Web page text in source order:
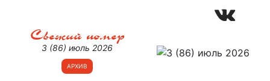
Свежий номер
3 (86) июль 2026
АРХИВ